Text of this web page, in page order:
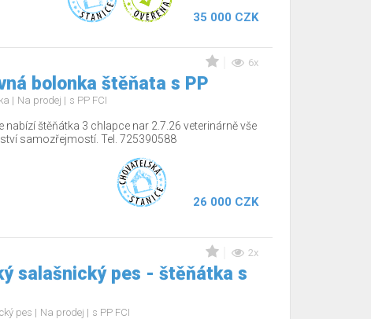
35 000 CZK
6x
bolonka štěňata s PP
Na prodej s PP FCI
nabízí štěňátka 3 chlapce nar 2.7.26 veterinárně vše
samozřejmostí. Tel. 725390588
26 000 CZK
2x
salašnický pes - štěňátka s
pes Na prodej s PP FCI